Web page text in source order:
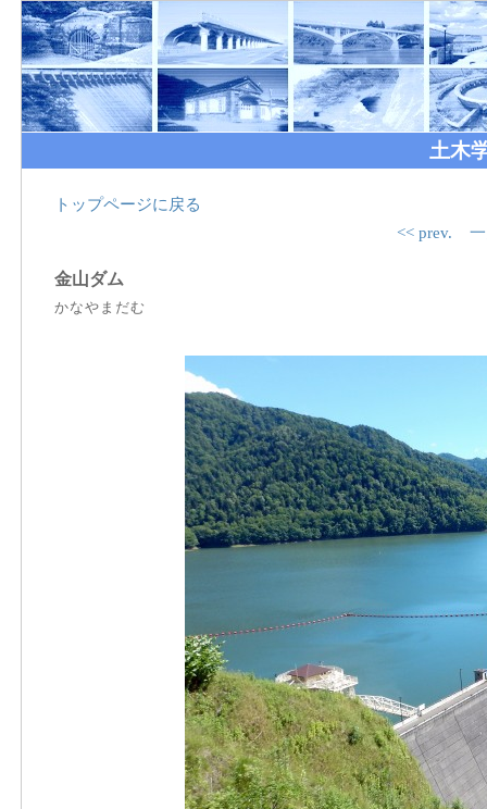
土木
トップページに戻る
<< prev.
金山ダム
かなやまだむ